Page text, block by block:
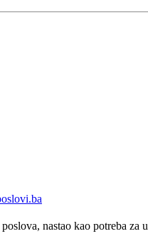
nastao kao potreba